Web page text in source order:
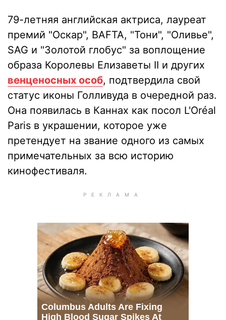
79-летняя английская актриса, лауреат
премий "Оскар", BAFTA, "Тони", "Оливье",
SAG и "Золотой глобус" за воплощение
образа Королевы Елизаветы II и других
венценосных особ, подтвердила свой
статус иконы Голливуда в очередной раз.
Она появилась в Каннах как посол L'Oréal
Paris в украшении, которое уже
претендует на звание одного из самых
примечательных за всю историю
кинофестиваля.